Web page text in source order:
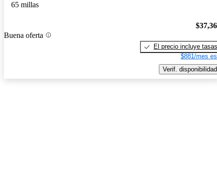
65 millas
Buena oferta
El precio incluye tasas
$881/mes
Verif. disponibilidad